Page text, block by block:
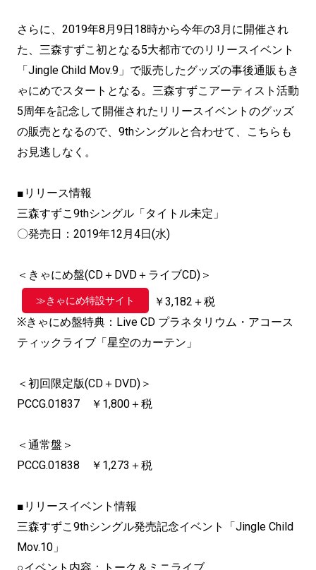
さらに、2019年8月9日18時から今年の3月に開催され
た、三森すずこ初となる5大都市でのリリースイベント
「Jingle Child Mov.9」で販売したグッズの事後通販もき
ゃにめでスタートとなる。三森すずこアーティスト活動
5周年を記念して開催されたリリースイベントのグッズ
の販売となるので、9thシングルと合わせて、こちらも
お見逃しなく。
■リリース情報
三森すずこ9thシングル「タイトル未定」
〇発売日：2019年12月4日(水)
＜きゃにめ盤(CD＋DVD＋ライブCD)＞
≫きゃにめ特設サイト
￥3,182＋税
※きゃにめ盤特典：Live CD プラネタリウム・アコース
ティックライブ「星空のカーテン」
＜初回限定版(CD＋DVD)＞
PCCG.01837 ￥1,800＋税
＜通常盤＞
PCCG.01838 ￥1,273＋税
■リリースイベント情報
三森すずこ9thシングル発売記念イベント「Jingle Child
Mov.10」